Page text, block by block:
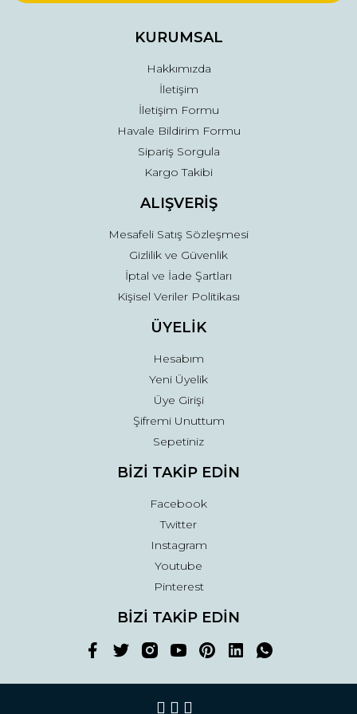
Ürün fiyatı diğer sitelerden daha pahalı.
Gönder
KURUMSAL
Hakkımızda
İletişim
İletişim Formu
Havale Bildirim Formu
Sipariş Sorgula
Kargo Takibi
ALIŞVERİŞ
Mesafeli Satış Sözleşmesi
Gizlilik ve Güvenlik
İptal ve İade Şartları
Kişisel Veriler Politikası
ÜYELİK
Hesabım
Yeni Üyelik
Üye Girişi
Şifremi Unuttum
Sepetiniz
BİZİ TAKİP EDİN
Facebook
Twitter
Instagram
Youtube
Pinterest
BİZİ TAKİP EDİN